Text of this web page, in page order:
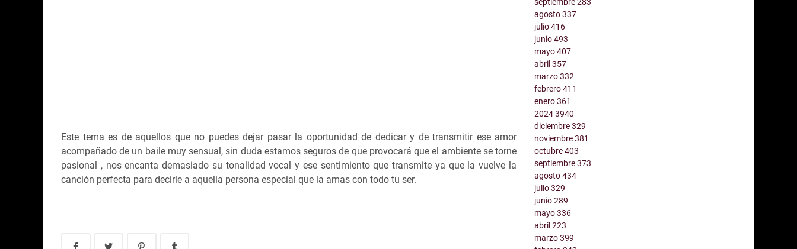
Este tema es de aquellos que no puedes dejar pasar la oportunidad de dedicar y de transmitir ese amor
acompañado de un baile muy sensual, sin duda estamos seguros de que provocará que el ambiente se torne
pasional , nos encanta demasiado su tonalidad vocal y ese sentimiento que transmite ya que la vuelve la
canción perfecta para decirle a aquella persona especial que la amas con todo tu ser.
agosto337
julio416
junio493
mayo407
abril357
marzo332
febrero411
enero361
20243940
diciembre329
noviembre381
octubre403
septiembre373
agosto434
julio329
junio289
mayo336
abril223
marzo399